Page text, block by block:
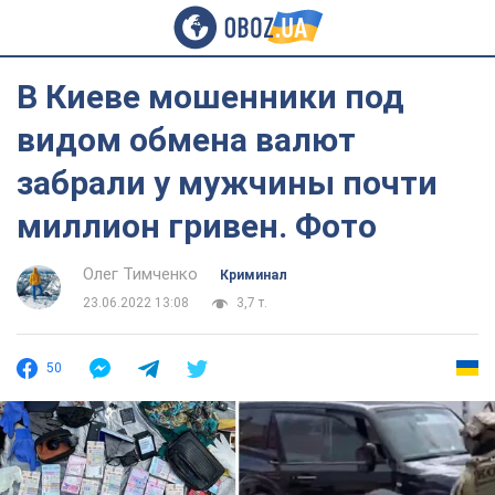
В Киеве мошенники под
видом обмена валют
забрали у мужчины почти
миллион гривен. Фото
Олег Тимченко
Криминал
23.06.2022 13:08
3,7 т.
50